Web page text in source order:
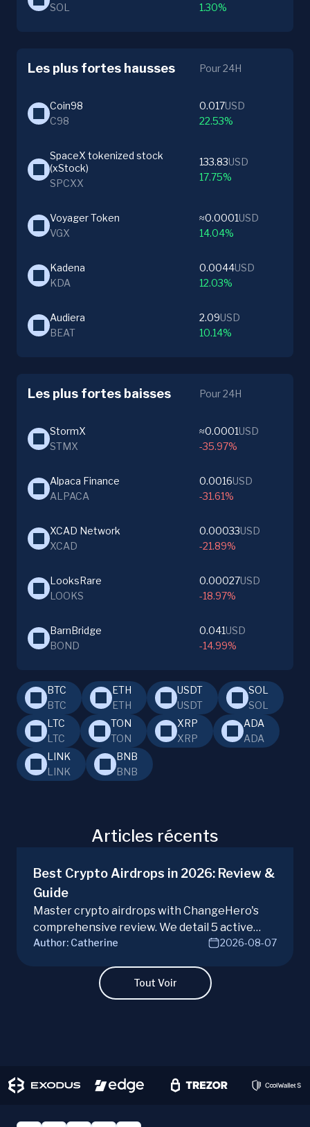
SOL 1.30%
Les plus fortes hausses Pour 24H
Coin98
C98
0.017USD
22.53%
SpaceX tokenized stock
(xStock)
SPCXX
133.83USD
17.75%
Voyager Token
VGX
≈0.0001USD
14.04%
Kadena
KDA
0.0044USD
12.03%
Audiera
BEAT
2.09USD
10.14%
Les plus fortes baisses Pour 24H
StormX
STMX
≈0.0001USD
-35.97%
Alpaca Finance
ALPACA
0.0016USD
-31.61%
XCAD Network
XCAD
0.00033USD
-21.89%
LooksRare
LOOKS
0.00027USD
-18.97%
BarnBridge
BOND
0.041USD
-14.99%
BTC
BTC
ETH
ETH
USDT
USDT
SOL
SOL
LTC
LTC
TON
TON
XRP
XRP
ADA
ADA
LINK
LINK
BNB
BNB
Articles récents
Best Crypto Airdrops in 2026: Review &
Guide
Master crypto airdrops with ChangeHero's
comprehensive review. We detail 5 active
campaigns, risks, benefits, and a vital checklist
Author: Catherine 2026-08-07
Tout Voir